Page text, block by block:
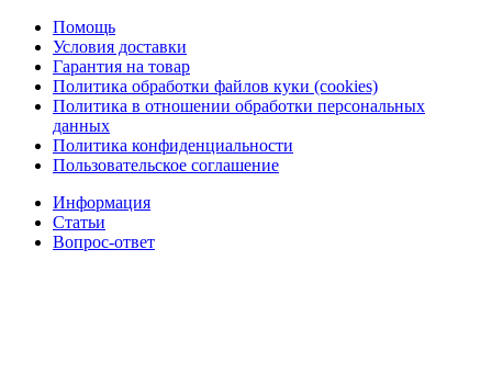
Помощь
Условия доставки
Гарантия на товар
Политика обработки файлов куки (cookies)
Политика в отношении обработки персональных
данных
Политика конфиденциальности
Пользовательское соглашение
Информация
Статьи
Вопрос-ответ